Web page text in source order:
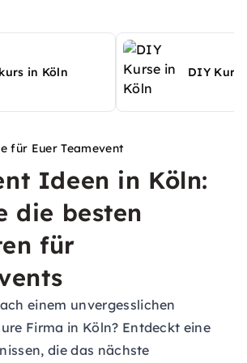
in Köln DIY
für Euer Teamevent
Ideen in Köln:
die besten
für
einem unvergesslichen
Firma in Köln? Entdeckt eine
die das nächste